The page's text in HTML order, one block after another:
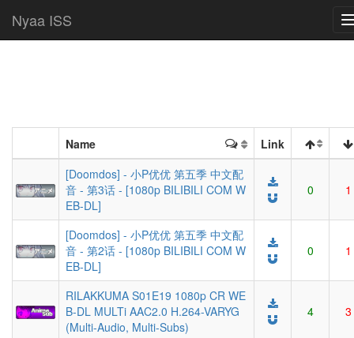
Nyaa ISS
Name
Link
[Doomdos] - 小P优优 第五季 中文配
音 - 第3话 - [1080p BILIBILI COM W
EB-DL]
0 1
[Doomdos] - 小P优优 第五季 中文配
音 - 第2话 - [1080p BILIBILI COM W
EB-DL]
0 1
RILAKKUMA S01E19 1080p CR WE
B-DL MULTi AAC2.0 H.264-VARYG
(Multi-Audio, Multi-Subs)
4 3